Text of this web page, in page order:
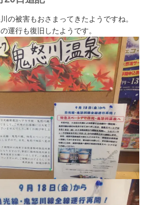
の被害もおさまってきたようですね。
運行も復旧したようです。